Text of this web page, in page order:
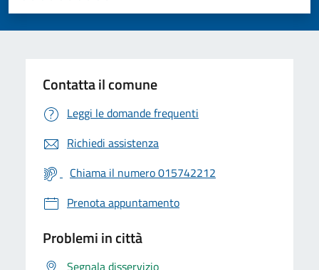
Valuta 5 stelle su 5
Valuta 4 stelle su 5
Valuta 3 stelle su 5
Valuta 2 stelle su 5
Valuta 1 stelle su 5
Contatta il comune
Leggi le domande frequenti
Richiedi assistenza
Chiama il numero 015742212
Prenota appuntamento
Problemi in città
Segnala disservizio